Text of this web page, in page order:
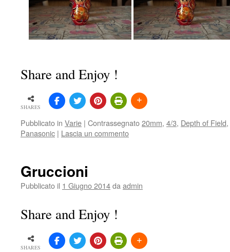
Share and Enjoy !
SHARES
Pubblicato in Varie | Contrassegnato20mm, 4/3, Depth of Field,
Panasonic | Lascia un commento
Gruccioni
Pubblicato il 1 Giugno 2014daadmin
Share and Enjoy !
SHARES